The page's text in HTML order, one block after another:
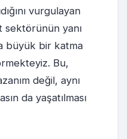
vurgulayan
sektörünün yanı
büyük bir katma
Bu,
değil, aynı
da yaşatılması